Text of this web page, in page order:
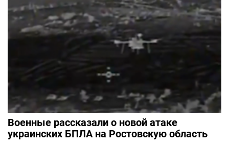
Военные рассказали о новой атаке
украинских БПЛА на Ростовскую область